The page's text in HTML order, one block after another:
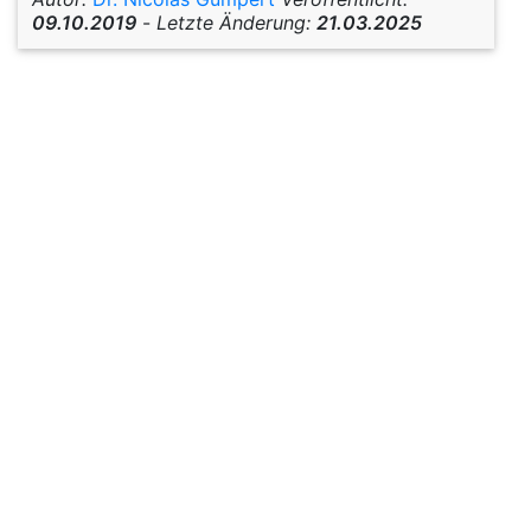
09.10.2019 - Letzte Änderung: 21.03.2025